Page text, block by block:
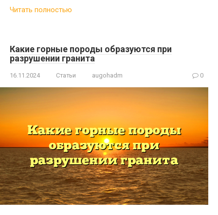
Читать полностью
Какие горные породы образуются при
разрушении гранита
16.11.2024 Статьи augohadm 0